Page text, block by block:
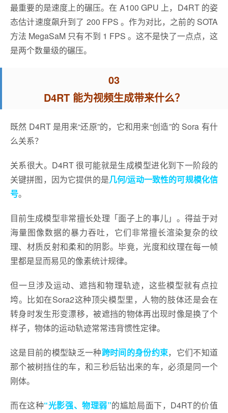
最重要的是速度上的碾压。在 A100 GPU 上，D4RT 的姿
态估计速度飙升到了 200 FPS 。作为对比，之前的 SOTA
方法 MegaSaM 只有不到 1 FPS 。这不是快了一点点，这
是两个数量级的碾压。
03
D4RT 能为视频生成带来什么？
既然 D4RT 是用来“还原”的，它和用来“创造”的 Sora 有什
么关系？
关系很大。D4RT 很可能就是生成模型进化到下一阶段的
关键拼图，因为它提供的是几何/运动一致性的可规模化信
号。
目前生成模型非常擅长处理「面子上的事儿」。得益于对
海量图像数据的暴力吞吐，它们非常擅长渲染复杂的纹
理、材质反射和柔和的阴影。毕竟，光度和纹理在每一帧
里都是显而易见的像素统计规律。
但一旦涉及运动、遮挡和物理轨迹，这些模型就有点拉
垮。比如在Sora2这种顶尖模型里，人物的肢体还是会在
转身时发生形变漂移，被遮挡的物体再出现时像是换了个
样子，物体的运动轨迹常常违背惯性定律。
这是目前的模型缺乏一种跨时间的身份约束，它们不知道
那个被树挡住的车，和三秒后钻出来的车，必须是同一个
刚体。
而在这种“光影强、物理弱”的尴尬局面下，D4RT的价值